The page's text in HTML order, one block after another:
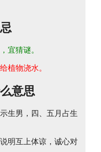
宜猜谜。
植物浇水。
意思
生男，四、五月占生
明互上体谅，诚心对